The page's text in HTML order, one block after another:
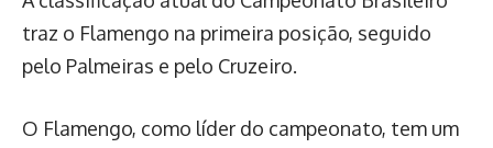
traz o Flamengo na primeira posição, seguido
pelo Palmeiras e pelo Cruzeiro.
O Flamengo, como líder do campeonato, tem um